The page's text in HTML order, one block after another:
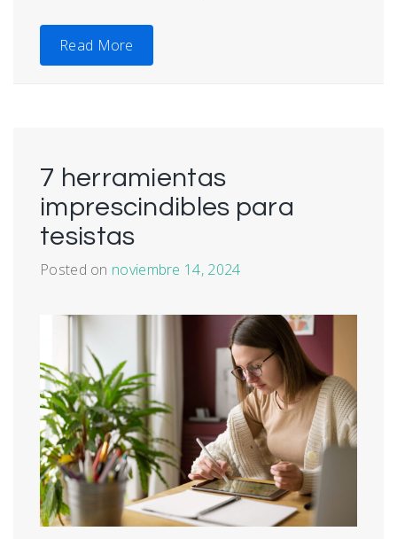
Read More
7 herramientas
imprescindibles para
tesistas
Posted on noviembre 14, 2024